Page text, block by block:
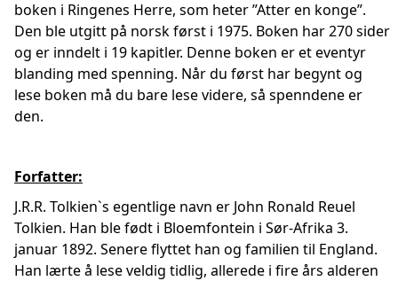
boken i Ringenes Herre, som heter ”Atter en konge”.
Den ble utgitt på norsk først i 1975. Boken har 270 sider
og er inndelt i 19 kapitler. Denne boken er et eventyr
blanding med spenning. Når du først har begynt og
lese boken må du bare lese videre, så spenndene er
den.
Forfatter:
J.R.R. Tolkien`s egentlige navn er John Ronald Reuel
Tolkien. Han ble født i Bloemfontein i Sør-Afrika 3.
januar 1892. Senere flyttet han og familien til England.
Han lærte å lese veldig tidlig, allerede i fire års alderen